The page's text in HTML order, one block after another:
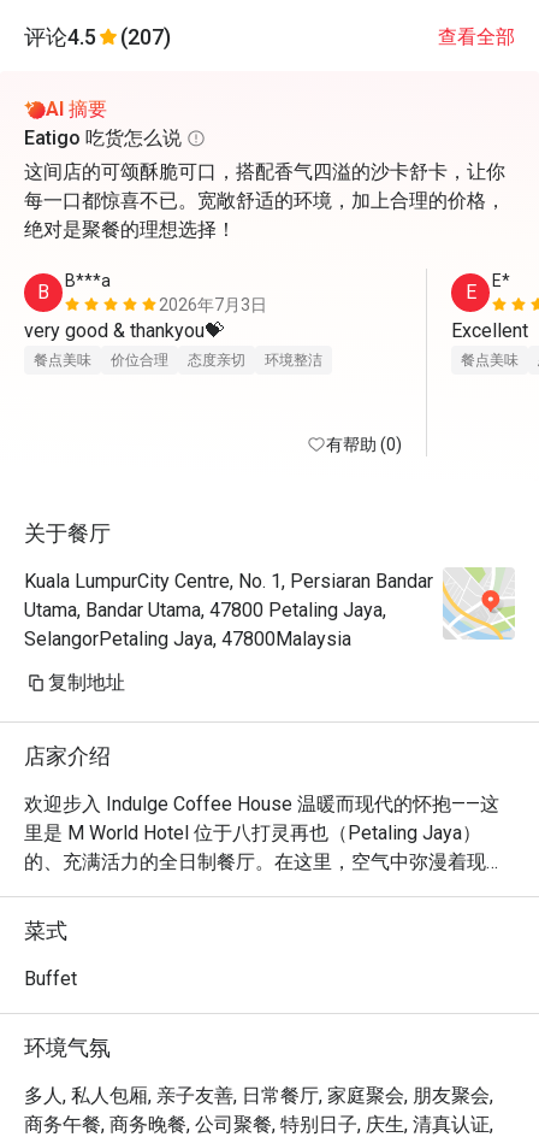
评论4.5 (207) 查看全部
AI 摘要
Eatigo 吃货怎么说
这间店的可颂酥脆可口，搭配香气四溢的沙卡舒卡，让你
每一口都惊喜不已。宽敞舒适的环境，加上合理的价格，
绝对是聚餐的理想选择！
B
B***a
2026年7月3日
very good & thankyou💝
餐点美味 价位合理 态度亲切 环境整洁
有帮助 (0)
E E*
餐点美味
关于餐厅
Kuala LumpurCity Centre, No. 1, Persiaran Bandar
Utama, Bandar Utama, 47800 Petaling Jaya,
SelangorPetaling Jaya, 47800Malaysia
复制地址
店家介绍
欢迎步入 Indulge Coffee House 温暖而现代的怀抱——这
里是 M World Hotel 位于八打灵再也（Petaling Jaya）
的、充满活力的全日制餐厅。在这里，空气中弥漫着现煮
咖啡的醇厚香气，交织着铁锅快炒的滋滋声，以及精致甜
品的甜蜜诱惑。这里是美食的十字路口，熟悉的马来西亚
风味与备受喜爱的国际经典在此交汇，营造出一个温馨热
情的空间，吸引着您在此流连、欢聚，尽情沉醉于一场感
无论您是来享用一顿简便的晚餐，还是想在此度过一个悠
闲的夜晚，以下亮点都将让您流连忘返：
菜式
Buffet
环境气氛
多人, 私人包厢, 亲子友善, 日常餐厅, 家庭聚会, 朋友聚会,
商务午餐, 商务晚餐, 公司聚餐, 特别日子, 庆生, 清真认证,